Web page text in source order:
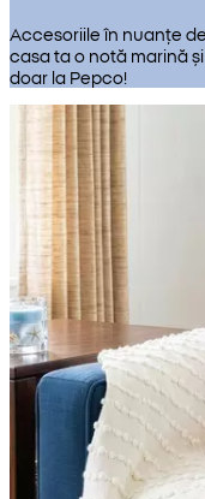
Accesoriile în nuanțe
casa ta o notă marină
doar la Pepco!